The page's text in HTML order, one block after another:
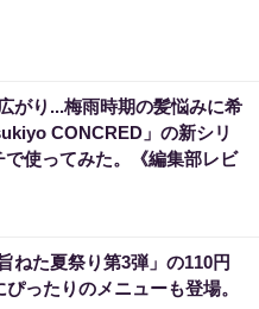
がり...梅雨時期の髪悩みに希
CONCRED」の新シリ
で使ってみた。《編集部レビ
ねた夏祭り第3弾」の110円
ったりのメニューも登場。